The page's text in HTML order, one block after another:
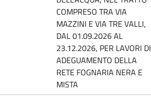
COMPRESO TRA VIA
MAZZINI E VIA TRE VALLI,
DAL 01.09.2026 AL
23.12.2026, PER LAVORI DI
ADEGUAMENTO DELLA
RETE FOGNARIA NERA E
MISTA